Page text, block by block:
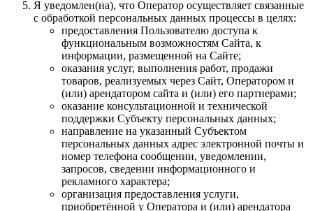
Я уведомлен(на), что Оператор осуществляет связанные
с обработкой персональных данных процессы в целях:
предоставления Пользователю доступа к
функциональным возможностям Сайта, к
информации, размещенной на Сайте;
оказания услуг, выполнения работ, продажи
товаров, реализуемых через Сайт, Оператором и
(или) арендатором сайта и (или) его партнерами;
оказание консультационной и технической
поддержки Субъекту персональных данных;
направление на указанный Субъектом
персональных данных адрес электронной почты и
номер телефона сообщении, уведомлении,
запросов, сведении информационного и
рекламного характера;
организация предоставления услуги,
приобретённой у Оператора и (или) арендатора